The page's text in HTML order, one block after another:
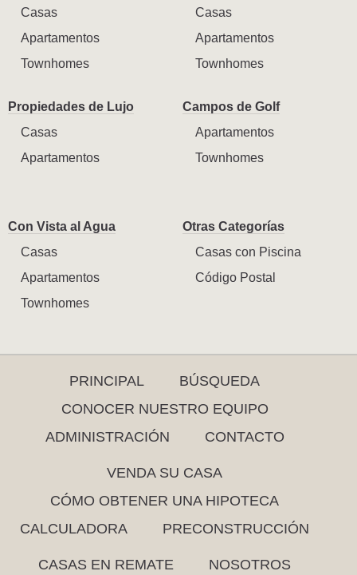
Casas
Apartamentos
Townhomes
Casas
Apartamentos
Townhomes
Propiedades de Lujo
Casas
Apartamentos
Campos de Golf
Apartamentos
Townhomes
Con Vista al Agua
Casas
Apartamentos
Townhomes
Otras Categorías
Casas con Piscina
Código Postal
PRINCIPAL
BÚSQUEDA
CONOCER NUESTRO EQUIPO
ADMINISTRACIÓN
CONTACTO
VENDA SU CASA
CÓMO OBTENER UNA HIPOTECA
CALCULADORA
PRECONSTRUCCIÓN
CASAS EN REMATE NOSOTROS